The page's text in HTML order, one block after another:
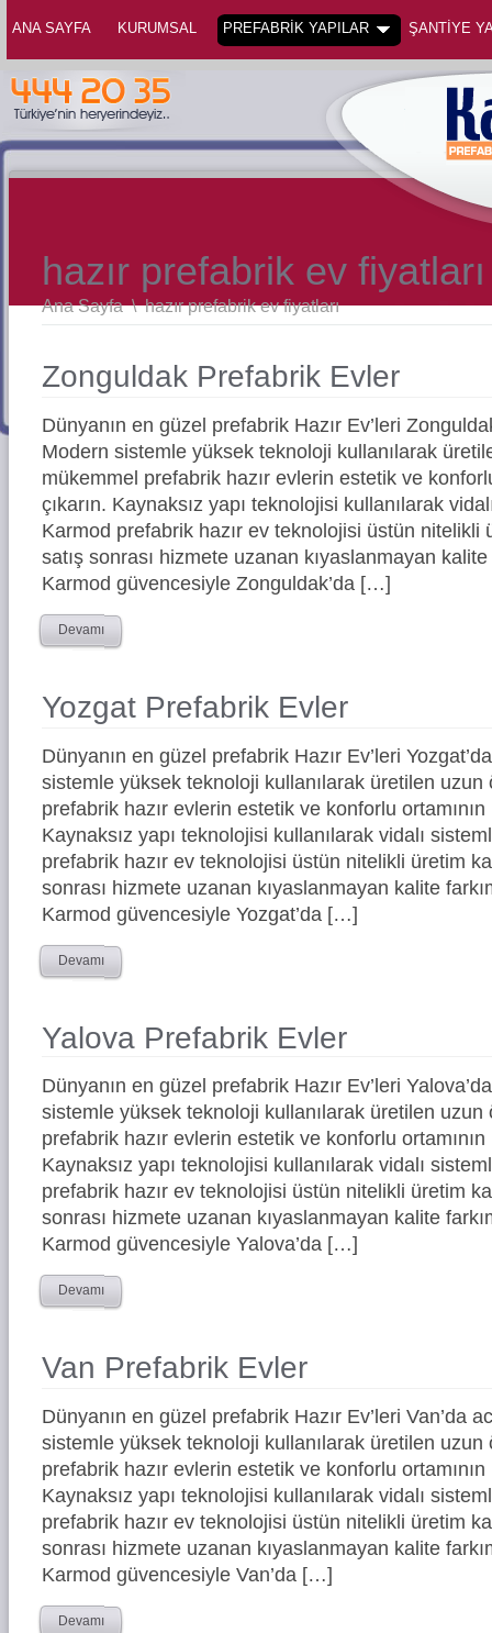
ANA SAYFA KURUMSAL PREFABRİK YAPILAR ŞANTİYE
hazır prefabrik ev fiyatları
Ana Sayfa \hazır prefabrik ev fiyatları
Zonguldak Prefabrik Evler
Dünyanın en güzel prefabrik Hazır Ev’leri
Modern sistemle yüksek teknoloji kullanılarak
mükemmel prefabrik hazır evlerin estetik ve
çıkarın. Kaynaksız yapı teknolojisi kullanılarak
Karmod prefabrik hazır ev teknolojisi üstün nitelikli
satış sonrası hizmete uzanan kıyaslanmayan kalite
Karmod güvencesiyle Zonguldak’da […]
Devamı
Yozgat Prefabrik Evler
Dünyanın en güzel prefabrik Hazır Ev’leri
sistemle yüksek teknoloji kullanılarak üretilen
prefabrik hazır evlerin estetik ve konforlu ortamının
Kaynaksız yapı teknolojisi kullanılarak vidalı
prefabrik hazır ev teknolojisi üstün nitelikli üretim
sonrası hizmete uzanan kıyaslanmayan kalite
Karmod güvencesiyle Yozgat’da […]
Devamı
Yalova Prefabrik Evler
Dünyanın en güzel prefabrik Hazır Ev’leri
sistemle yüksek teknoloji kullanılarak üretilen
prefabrik hazır evlerin estetik ve konforlu ortamının
Kaynaksız yapı teknolojisi kullanılarak vidalı
prefabrik hazır ev teknolojisi üstün nitelikli üretim
sonrası hizmete uzanan kıyaslanmayan kalite
Karmod güvencesiyle Yalova’da […]
Devamı
Van Prefabrik Evler
Dünyanın en güzel prefabrik Hazır Ev’leri Van’da
sistemle yüksek teknoloji kullanılarak üretilen
prefabrik hazır evlerin estetik ve konforlu ortamının
Kaynaksız yapı teknolojisi kullanılarak vidalı
prefabrik hazır ev teknolojisi üstün nitelikli üretim
sonrası hizmete uzanan kıyaslanmayan kalite
Karmod güvencesiyle Van’da […]
Devamı